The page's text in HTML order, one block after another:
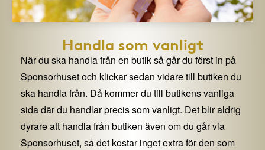
Handla som vanligt
När du ska handla från en butik så går du först in på
Sponsorhuset och klickar sedan vidare till butiken du
ska handla från. Då kommer du till butikens vanliga
sida där du handlar precis som vanligt. Det blir aldrig
dyrare att handla från butiken även om du går via
Sponsorhuset, så det kostar inget extra för den som